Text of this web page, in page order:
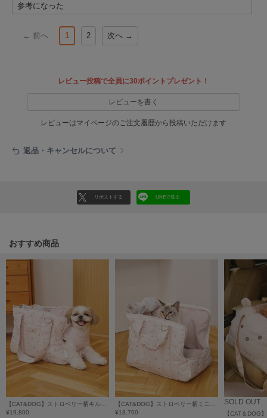
nezu
ORGUE
オルグ
ORR
PATRICK
パトリック
Philly chocolate
フィリーチョコレート
poláura
ポローラ
参考になった
← 前へ 1 2 次へ →
レビュー投稿で全員に30ポイントプレゼント！
レビューを書く
レビューはマイページのご注文履歴から投稿いただけます
返品・キャンセルについて
リポストする LINEで送る
おすすめ商品
¥19,800
¥18,700
SOLD OUT